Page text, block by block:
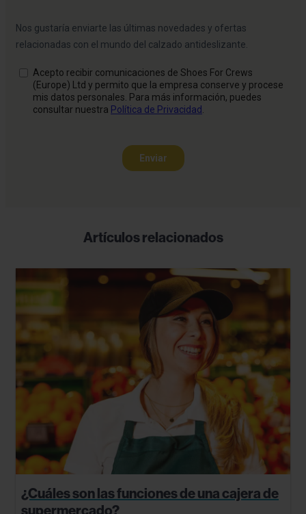
Artículos relacionados
¿Cuáles son las funciones de una cajera de
supermercado?